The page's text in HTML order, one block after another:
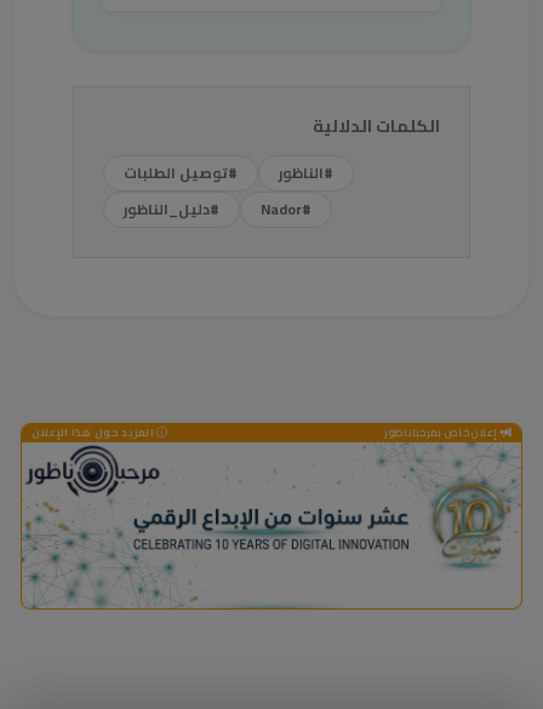
الكلمات الدلالية
#الناظور
#توصيل الطلبات
#Nador
#دليل_الناظور
إعلان خاص بمرحباناظور المزيد حول هذا الإعلان